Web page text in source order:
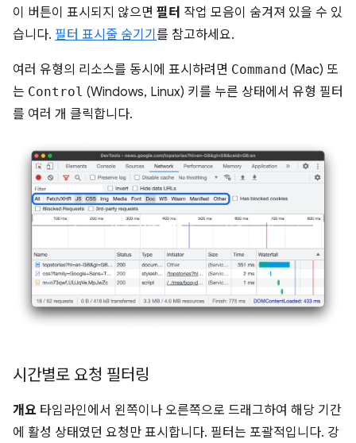
이 버튼이 표시되지 않으면 필터 작업 모음이 숨겨져 있을 수 있
습니다. 필터 표시줄 숨기기 를 참고하세요.
여러 유형의 리소스를 동시에 표시하려면 Command (Mac) 또
는 Control (Windows, Linux) 키를 누른 상태에서 유형 필터
를 여러 개 클릭합니다.
시간별로 요청 필터링
개요 타임라인에서 왼쪽이나 오른쪽으로 드래그하여 해당 기간
에 활성 상태였던 요청만 표시합니다. 필터는 포괄적입니다. 강